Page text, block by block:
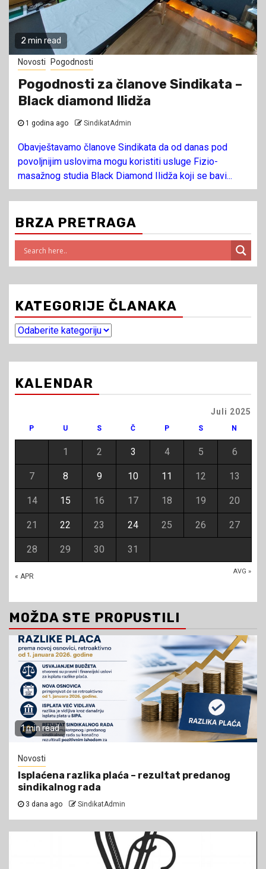
2 min read
Novosti Pogodnosti
Pogodnosti za članove Sindikata –
Black diamond Ilidža
1 godina ago SindikatAdmin
Obavještavamo članove Sindikata da od danas pod
povoljnijim uslovima mogu koristiti usluge Fizio-
masažnog studia Black Diamond Ilidža koji se bavi...
BRZA PRETRAGA
KATEGORIJE ČLANAKA
Kategorije
članaka
KALENDAR
Juli 2025
P U S Č P S N
« APR
AVG »
1 2 3 4 5 6
7 8 9 10 11 12 13
14 15 16 17 18 19 20
21 22 23 24 25 26 27
28 29 30 31
MOŽDA STE PROPUSTILI
1 min read
Novosti
Isplaćena razlika plaća – rezultat predanog
sindikalnog rada
3 dana ago SindikatAdmin